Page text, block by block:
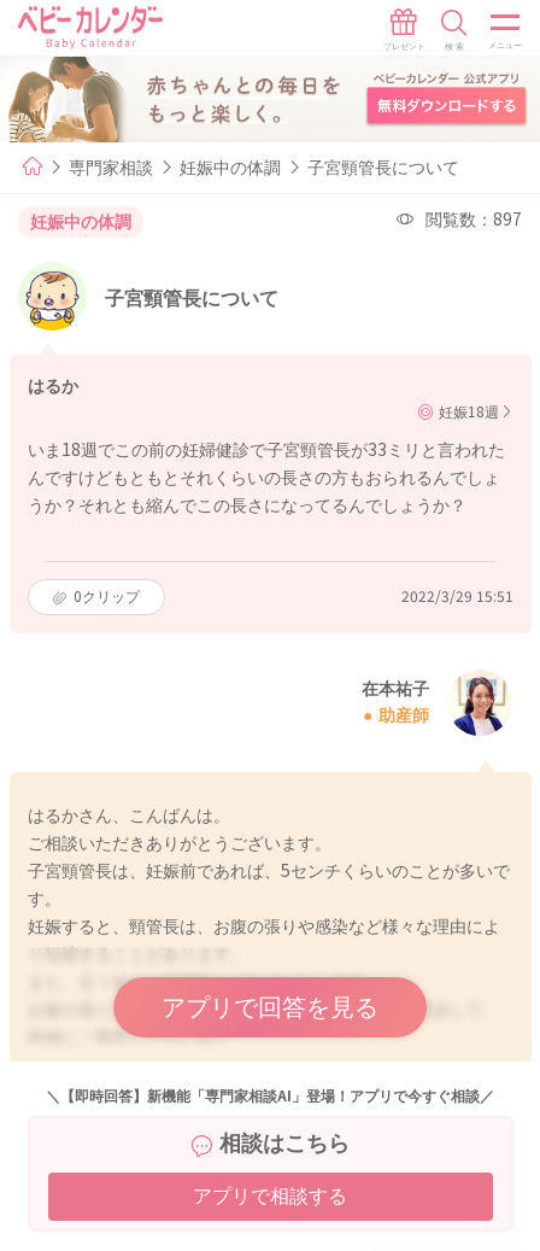
専門家相談 妊娠中の体調 子宮頸管長について
妊娠中の体調 閲覧数：897
子宮頸管長について
はるか
妊娠18週
いま18週でこの前の妊婦健診で子宮頸管長が33ミリと言われた
んですけどもともとそれくらいの長さの方もおられるんでしょ
うか？それとも縮んでこの長さになってるんでしょうか？
0クリップ 2022/3/29 15:51
在本祐子
助産師
はるかさん、こんばんは。
ご相談いただきありがとうございます。
子宮頸管長は、妊娠前であれば、5センチくらいのことが多いで
す。
妊娠すると、頸管長は、お腹の張りや感染など様々な理由によ
り短縮することがあります。
また、元々短めの可能性もゼロではないです。
お腹の張りなど、気にかかることがありましたら、受診して、
医師にご質問くださいね！
アプリで回答を見る
＼【即時回答】新機能「専門家相談AI」登場！アプリで今すぐ相談／
相談はこちら
アプリで相談する